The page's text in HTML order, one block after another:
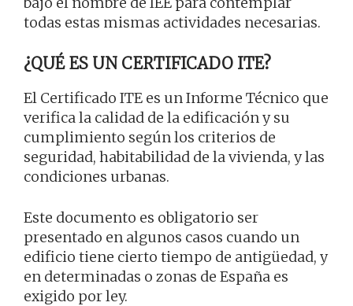
todas estas mismas actividades necesarias.
¿QUÉ ES UN CERTIFICADO ITE?
El Certificado ITE es un Informe Técnico que
verifica la calidad de la edificación y su
cumplimiento según los criterios de
seguridad, habitabilidad de la vivienda, y las
condiciones urbanas.
Este documento es obligatorio ser
presentado en algunos casos cuando un
edificio tiene cierto tiempo de antigüedad, y
en determinadas o zonas de España es
exigido por ley.